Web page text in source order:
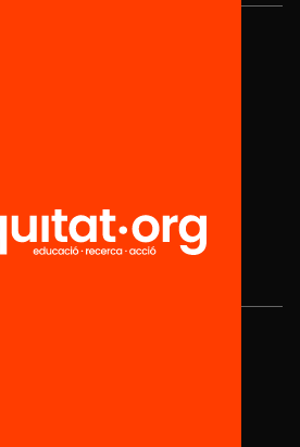
Social HUB
Barcelona